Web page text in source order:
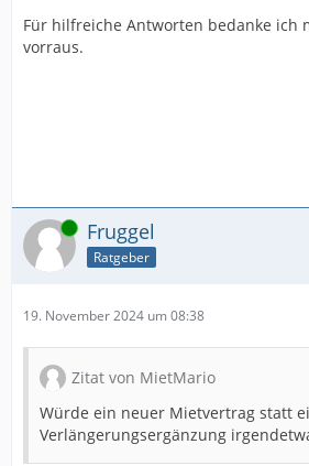
Für hilfreiche Antworten bedanke ich
vorraus.
Online Fruggel
Ratgeber
19. November 2024 um 08:38
Zitat von MietMario
Würde ein neuer Mietvertrag statt
Verlängerungsergänzung